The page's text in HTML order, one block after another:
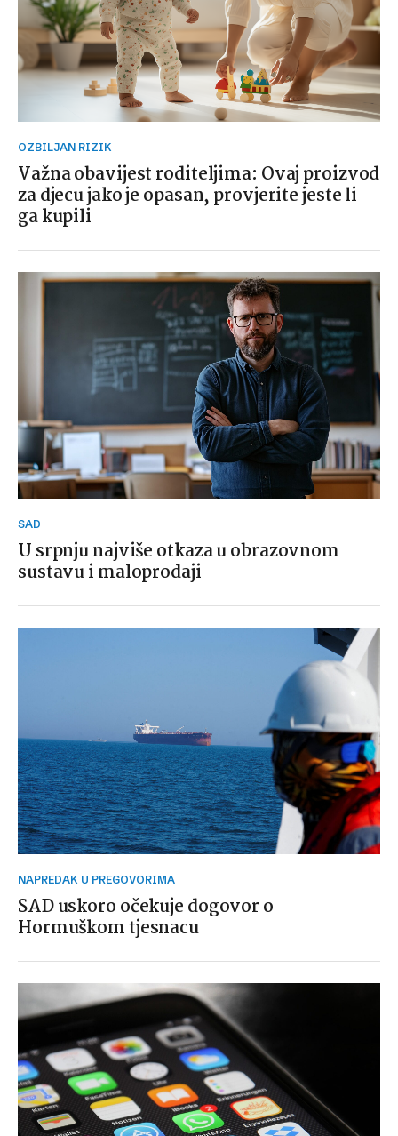
OZBILJAN RIZIK
Važna obavijest roditeljima: Ovaj proizvod
za djecu jako je opasan, provjerite jeste li
ga kupili
SAD
U srpnju najviše otkaza u obrazovnom
sustavu i maloprodaji
NAPREDAK U PREGOVORIMA
SAD uskoro očekuje dogovor o
Hormuškom tjesnacu